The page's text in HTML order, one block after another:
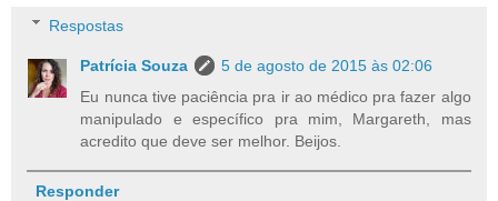
Respostas
Patrícia Souza
5 de agosto de 2015 às 02:06
Eu nunca tive paciência pra ir ao médico pra fazer algo
manipulado e específico pra mim, Margareth, mas
acredito que deve ser melhor. Beijos.
Responder